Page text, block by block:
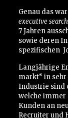
Genau das
executive
7 Jahren
sowie deren
spezifischen
Langjährige
markt“ in
Industrie sind
welche
Kunden an
Recruiter und